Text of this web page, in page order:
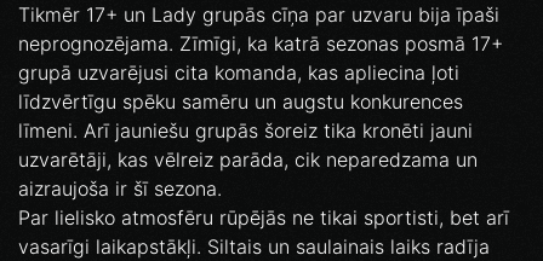
Tikmēr 17+ un Lady grupās cīņa par uzvaru bija īpaši
neprognozējama. Zīmīgi, ka katrā sezonas posmā 17+
grupā uzvarējusi cita komanda, kas apliecina ļoti
līdzvērtīgu spēku samēru un augstu konkurences
līmeni. Arī jauniešu grupās šoreiz tika kronēti jauni
uzvarētāji, kas vēlreiz parāda, cik neparedzama un
aizraujoša ir šī sezona.
Par lielisko atmosfēru rūpējās ne tikai sportisti, bet arī
vasarīgi laikapstākļi. Siltais un saulainais laiks radīja